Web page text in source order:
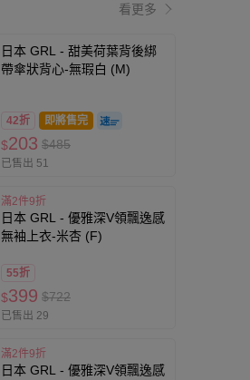
看更多
日本 GRL - 甜美荷葉背後綁
帶傘狀背心-無瑕白 (M)
42折 即將售完
$203 $485
已售出 51
滿2件9折
日本 GRL - 優雅深V領飄逸感
無袖上衣-米杏 (F)
55折
$399 $722
已售出 29
滿2件9折
日本 GRL - 優雅深V領飄逸感